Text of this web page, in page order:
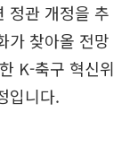
정관 개정을 추
가 찾아올 전망
K-축구 혁신위
입니다.